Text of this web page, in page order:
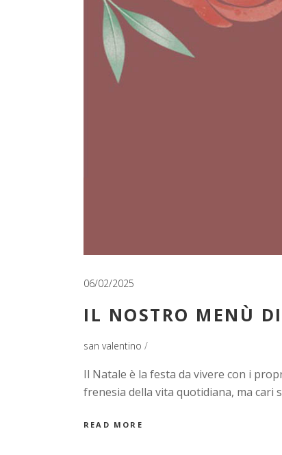
06/02/2025
IL NOSTRO MENÙ
san valentino
Il Natale è la festa da vivere con i
frenesia della vita quotidiana, ma cari
READ MORE